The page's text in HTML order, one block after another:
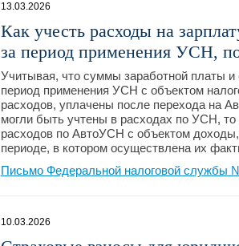
13.03.2026
Как учесть расходы на
за период применения УСН,
Учитывая, что суммы заработной платы и
период применения УСН с объектом
расходов, уплачены после перехода на
могли быть учтены в расходах по УСН, то
расходов по АвтоУСН с объектом
периоде, в котором осуществлена их
Письмо Федеральной налоговой службы
10.03.2026